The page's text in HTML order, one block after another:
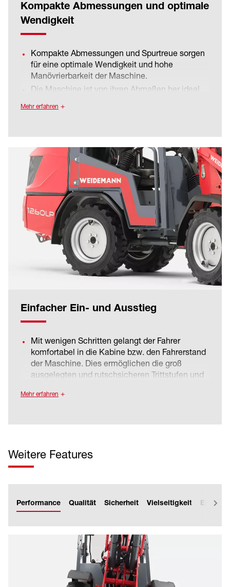
Kompakte Abmessungen und optimale
Wendigkeit
Kompakte Abmessungen und Spurtreue sorgen
für eine optimale Wendigkeit und hohe
Manövrierbarkeit der Maschine.
Die Maschine ist von ihren Abmaßen her ideal
beengten Verhältnissen möglich.
Mehr erfahren
Einfacher Ein- und Ausstieg
Mit wenigen Schritten gelangt der Fahrer
komfortabel in die Kabine bzw. den Fahrerstand
der Maschine. Dies ermöglichen die groß
ausgelegten und rutschsicheren Trittstufen und
Sicherheit des Fahrers beim Ein- und
Mehr erfahren
Weitere Features
Performance Qualität Sicherheit Vielseitigkeit Effizienz